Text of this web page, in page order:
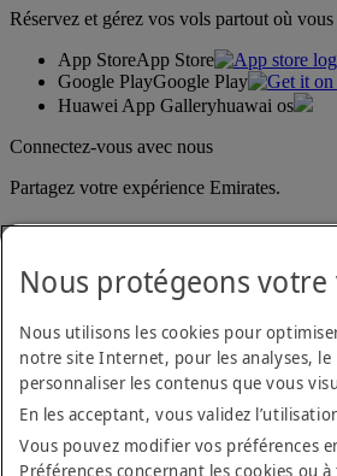
Réservez et gérez vos vols partout où vous
App StoreApp Store
Google PlayGoogle Play
Huawei App Galleryhuawai os
Connectez-vous avec nous
Partagez votre expérience Emirates.
Déclaration d'accessibilité
Nous contacter
Politique de confidentialité
Conditions générales
Nous protégeons votre
Nous utilisons les cookies pour
notre site Internet, pour les analyses,
personnaliser les contenus que vous
En les acceptant, vous validez
Vous pouvez modifier vos préférences
Préférences concernant les cookies ou